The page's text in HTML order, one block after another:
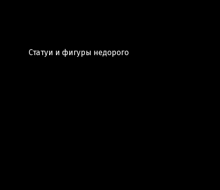
Статуи и фигуры недорого